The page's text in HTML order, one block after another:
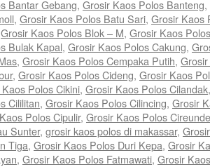
Bantar Gebang, Grosir Kaos Polos Banteng,
, Grosir Kaos Polos Batu Sari, Grosir Kaos
Grosir Kaos Polos Blok – M, Grosir Kaos
Bulak Kapal, Grosir Kaos Polos Cakung,
, Grosir Kaos Polos Cempaka Putih,
, Grosir Kaos Polos Cideng, Grosir Kaos
Polos Cikini, Grosir Kaos Polos Cilandak
Cililitan, Grosir Kaos Polos Cilincing, Grosir
Polos Cipulir, Grosir Kaos Polos
Sunter, grosir kaos polos di makassar,
Tiga, Grosir Kaos Polos Duri Kepa, Grosir
, Grosir Kaos Polos Fatmawati, Grosir